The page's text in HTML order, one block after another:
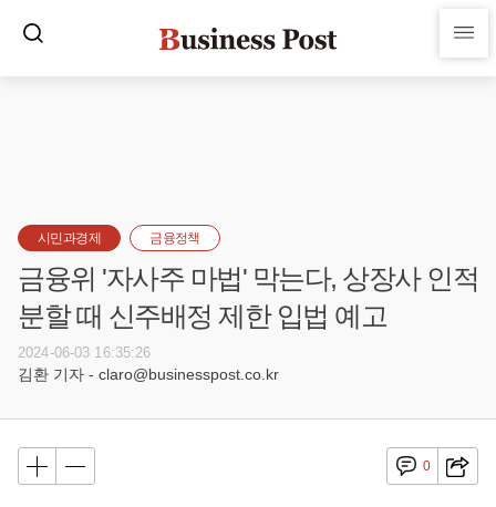
시민과경제 금융정책
금융위 '자사주 마법' 막는다, 상장사 인적
분할 때 신주배정 제한 입법 예고
2024-06-03 16:35:26
김환 기자 - claro@businesspost.co.kr
0